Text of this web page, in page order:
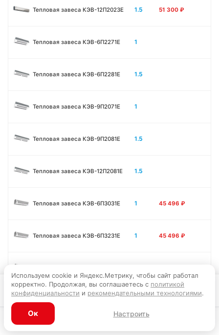
Главная
Тепловая завеса КЭВ-12П2023E 1.5 51 300 ₽
Тепловая завеса КЭВ-6П2271E 1
Тепловая завеса КЭВ-6П2281E 1.5
Тепловая завеса КЭВ-9П2071E 1
Тепловая завеса КЭВ-9П2081E 1.5
Тепловая завеса КЭВ-12П2081E 1.5
Тепловая завеса КЭВ-6П3031E 1 45 496 ₽
Тепловая завеса КЭВ-6П3231E 1 45 496 ₽
Тепловая завеса КЭВ-9П3011E 1.5 56 295₽
Используем cookie и Яндекс.Метрику, чтобы сайт работал
корректно. Продолжая, вы соглашаетесь с политикой
конфиденциальности и рекомендательными технологиями.
Ок Настроить
В корзину